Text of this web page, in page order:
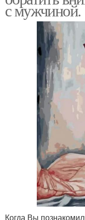
с мужчиной.
Когда Вы